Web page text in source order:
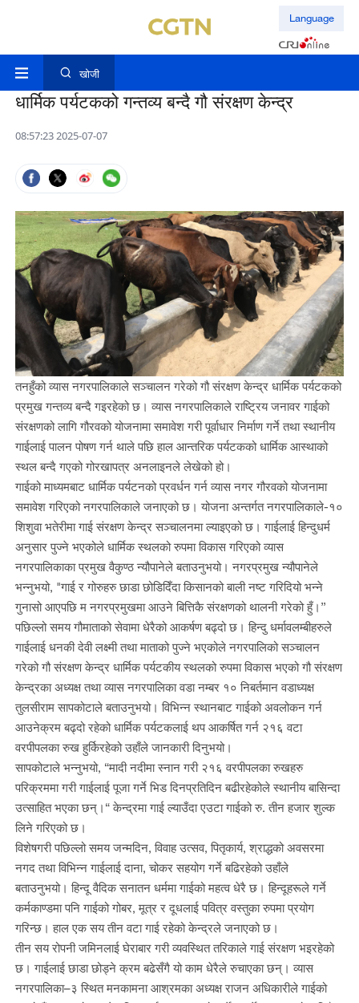
Language
खोजी
धार्मिक पर्यटकको गन्तव्य बन्दै गौ संरक्षण केन्द्र
08:57:23 2025-07-07
तनहुँको व्यास नगरपालिकाले सञ्चालन गरेको गौ संरक्षण केन्द्र धार्मिक पर्यटकको
प्रमुख गन्तव्य बन्दै गइरहेको छ। व्यास नगरपालिकाले राष्ट्रिय जनावर गाईको
संरक्षणको लागि गौरवको योजनामा समावेश गरी पूर्वाधार निर्माण गर्ने तथा स्थानीय
गाईलाई पालन पोषण गर्न थाले पछि हाल आन्तरिक पर्यटकको धार्मिक आस्थाको
स्थल बन्दै गएको गोरखापत्र अनलाइनले लेखेको हो।
गाईको माध्यमबाट धार्मिक पर्यटनको प्रवर्धन गर्न व्यास नगर गौरवको योजनामा
समावेश गरिएको नगरपालिकाले जनाएको छ। योजना अन्तर्गत नगरपालिकाले-१०
शिशुवा भतेरीमा गाई संरक्षण केन्द्र सञ्चालनमा ल्याइएको छ। गाईलाई हिन्दुधर्म
अनुसार पुज्ने भएकोले धार्मिक स्थलको रुपमा विकास गरिएको व्यास
नगरपालिकाका प्रमुख वैकुण्ठ न्यौपानेले बताउनुभयो। नगरप्रमुख न्यौपानेले
भन्नुभयो, "गाई र गोरुहरु छाडा छोडिदिँदा किसानको बाली नष्ट गरिदियो भन्ने
गुनासो आएपछि म नगरप्रमुखमा आउने बित्तिकै संरक्षणको थालनी गरेको हुँ।’’
पछिल्लो समय गौमाताको सेवामा धेरैको आकर्षण बढ्दो छ। हिन्दु धर्मावलम्बीहरुले
गाईलाई धनकी देवी लक्ष्मी तथा माताको पुज्ने भएकोले नगरपालिको सञ्चालन
गरेको गौ संरक्षण केन्द्र धार्मिक पर्यटकीय स्थलको रुपमा विकास भएको गौ संरक्षण
केन्द्रका अध्यक्ष तथा व्यास नगरपालिका वडा नम्बर १० निबर्तमान वडाध्यक्ष
तुलसीराम सापकोटाले बताउनुभयो। विभिन्न स्थानबाट गाईको अवलोकन गर्न
आउनेक्रम बढ्दो रहेको धार्मिक पर्यटकलाई थप आकर्षित गर्न २१६ वटा
वरपीपलका रुख हुर्किरहेको उहाँले जानकारी दिनुभयो।
सापकोटाले भन्नुभयो, “मादी नदीमा स्नान गरी २१६ वरपीपलका रुखहरु
परिक्रममा गरी गाईलाई पूजा गर्ने भिड दिनप्रतिदिन बढीरहेकोले स्थानीय बासिन्दा
उत्साहित भएका छन्।“ केन्द्रमा गाई ल्याउँदा एउटा गाईको रु. तीन हजार शुल्क
लिने गरिएको छ।
विशेषगरी पछिल्लो समय जन्मदिन, विवाह उत्सव, पितृकार्य, श्राद्धको अवसरमा
नगद तथा विभिन्न गाईलाई दाना, चोकर सहयोग गर्ने बढिरहेको उहाँले
बताउनुभयो। हिन्दू वैदिक सनातन धर्ममा गाईको महत्व धेरै छ। हिन्दूहरूले गर्ने
कर्मकाण्डमा पनि गाईको गोबर, मूत्र र दूधलाई पवित्र वस्तुका रुपमा प्रयोग
गरिन्छ। हाल एक सय तीन वटा गाई रहेको केन्द्रले जनाएको छ।
तीन सय रोपनी जमिनलाई घेराबार गरी व्यवस्थित तरिकाले गाई संरक्षण भइरहेको
छ। गाईलाई छाडा छोड्ने क्रम बढेसँगै यो काम धेरैले रुचाएका छन्। व्यास
नगरपालिका–३ स्थित मनकामना आश्रमका अध्यक्ष राजन अधिकारीले गाईको